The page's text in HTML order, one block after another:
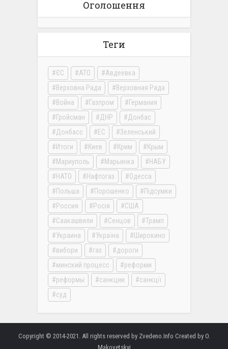
Оголошення
Теги
ЄС АТО
Авдеевка
Верховна Рада
Верховная Рада
Война
Газпром
Германия
Гройсман
ДНР
Донбас
Донбасс
ЕС
Зеленський
Итоги
Киев Крим
Крым
Мариуполь
Марьинка
НАБУ
НАТО
Нафтогаз
Одесса
Польша
Порошенко
Підсумки
Россия
Росія
США
Саакашвили
Сенцов
Трамп
Украина
Україна
Широкино
вибори
газ
дороги
минский процесс
реформи
реформы
санкции
санкції
суд
Copyright © 2014-2021. All rights reserved by Zvedeno.Info Created by O.
Makovetskyi